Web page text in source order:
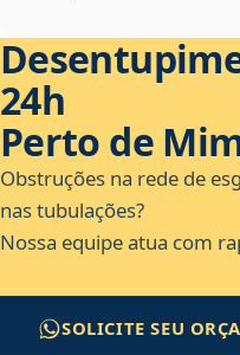
24h
Perto de
Obstruções na rede de
nas tubulações?
Nossa equipe atua com
SOLICITE SEU